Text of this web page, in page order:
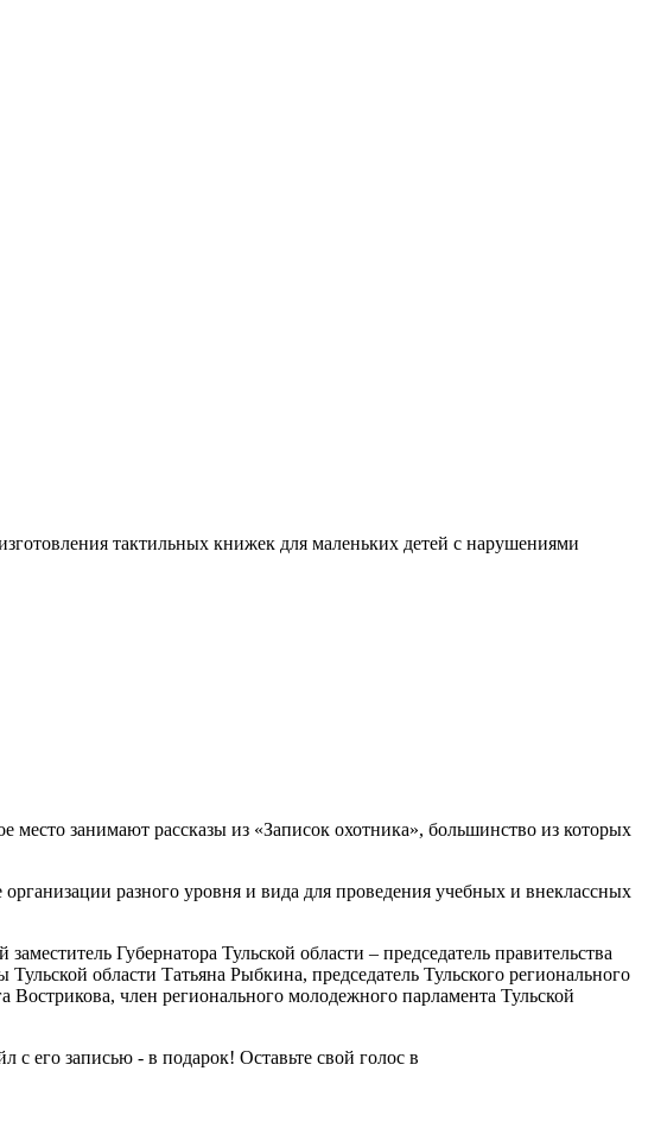
тактильных книжек для маленьких детей с нарушениями
занимают рассказы из «Записок охотника», большинство из которых
разного уровня и вида для проведения учебных и внеклассных
Губернатора Тульской области – председатель правительства
области Татьяна Рыбкина, председатель Тульского регионального
член регионального молодежного парламента Тульской
с его записью - в подарок! Оставьте свой голос в